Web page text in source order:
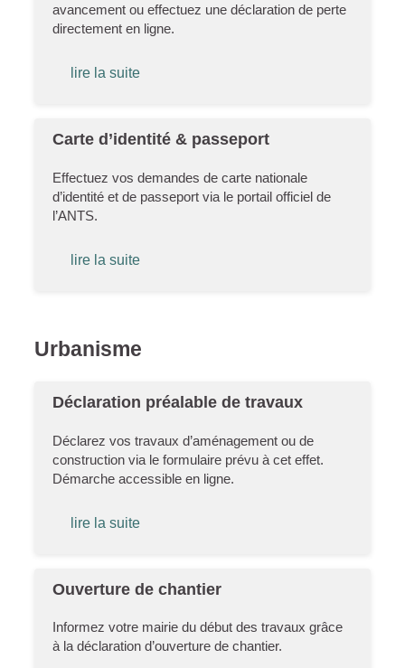
avancement ou effectuez une déclaration de perte
directement en ligne.
lire la suite
Carte d’identité & passeport
Effectuez vos demandes de carte nationale
d’identité et de passeport via le portail officiel de
l’ANTS.
lire la suite
Urbanisme
Déclaration préalable de travaux
Déclarez vos travaux d’aménagement ou de
construction via le formulaire prévu à cet effet.
Démarche accessible en ligne.
lire la suite
Ouverture de chantier
Informez votre mairie du début des travaux grâce
à la déclaration d’ouverture de chantier.